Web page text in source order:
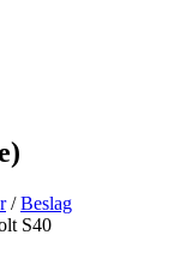
/Beslag
S40